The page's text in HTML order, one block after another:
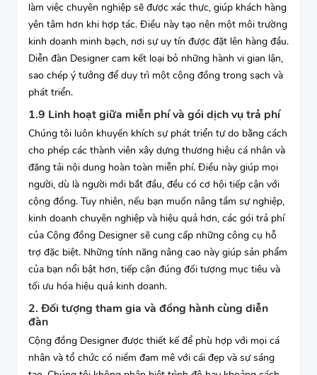
làm việc chuyên nghiệp sẽ được xác thực, giúp khách hàng
yên tâm hơn khi hợp tác. Điều này tạo nên một môi trường
kinh doanh minh bạch, nơi sự uy tín được đặt lên hàng đầu.
Diễn đàn Designer cam kết loại bỏ những hành vi gian lận,
sao chép ý tưởng để duy trì một cộng đồng trong sạch và
phát triển.
1.9 Linh hoạt giữa miễn phí và gói dịch vụ trả phí
Chúng tôi luôn khuyến khích sự phát triển tự do bằng cách
cho phép các thành viên xây dựng thương hiệu cá nhân và
đăng tải nội dung hoàn toàn miễn phí. Điều này giúp mọi
người, dù là người mới bắt đầu, đều có cơ hội tiếp cận với
cộng đồng. Tuy nhiên, nếu bạn muốn nâng tầm sự nghiệp,
kinh doanh chuyên nghiệp và hiệu quả hơn, các gói trả phí
của Cộng đồng Designer sẽ cung cấp những công cụ hỗ
trợ đặc biệt. Những tính năng nâng cao này giúp sản phẩm
của bạn nổi bật hơn, tiếp cận đúng đối tượng mục tiêu và
tối ưu hóa hiệu quả kinh doanh.
2. Đối tượng tham gia và đồng hành cùng diễn
đàn
Cộng đồng Designer được thiết kế để phù hợp với mọi cá
nhân và tổ chức có niềm đam mê với cái đẹp và sự sáng